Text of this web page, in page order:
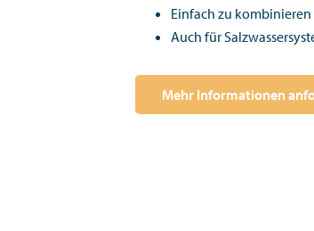
Einfach zu kombinieren
Auch für
Mehr Informationen